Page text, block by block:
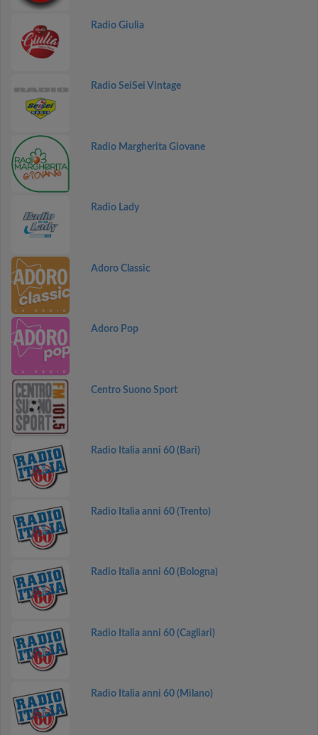
Radio Giulia
Radio SeiSei Vintage
Radio Margherita Giovane
Radio Lady
Adoro Classic
Adoro Pop
Centro Suono Sport
Radio Italia anni 60 (Bari)
Radio Italia anni 60 (Trento)
Radio Italia anni 60 (Bologna)
Radio Italia anni 60 (Cagliari)
Radio Italia anni 60 (Milano)